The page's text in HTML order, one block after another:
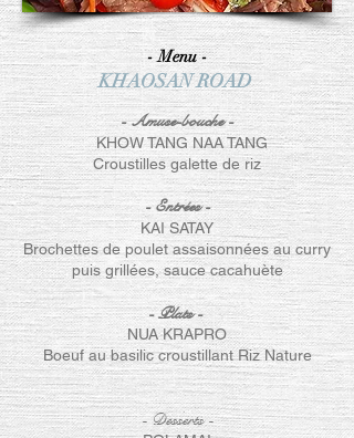
- Menu -
KOH SAMED
- Amuse-bouche -
MAA HOR "chevaux au galop"Ananas
garni avec porc haché et arachides
- Menu -
KHAOSAN ROAD
- Amuse-bouche -
KHOW TANG NAA TANG
Croustilles galette de riz
- Entrées-
KAI SATAY
Brochettes de poulet assaisonnées au curry
puis grillées, sauce cacahuète
- Plats -
NUA KRAPRO
Boeuf au basilic croustillant Riz Nature
- Desserts-